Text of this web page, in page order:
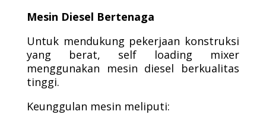
Mesin Diesel Bertenaga
Untuk mendukung pekerjaan konstruksi
yang berat, self loading mixer
menggunakan mesin diesel berkualitas
tinggi.
Keunggulan mesin meliputi: